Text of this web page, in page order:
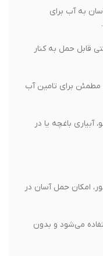
آب برای
حمل به کنار
برای تامین آب
باغچه یا در
حمل آسان در
می‌شود و بدون